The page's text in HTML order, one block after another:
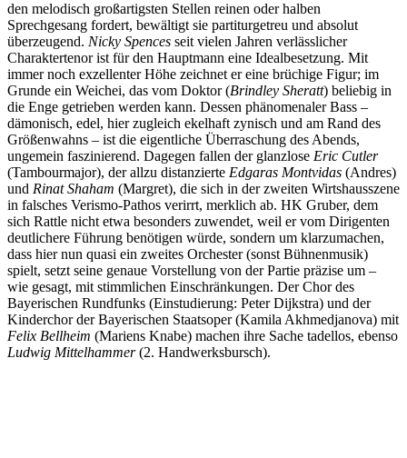
den melodisch großartigsten Stellen reinen oder halben
Sprechgesang fordert, bewältigt sie partiturgetreu und absolut
überzeugend. Nicky Spences seit vielen Jahren verlässlicher
Charaktertenor ist für den Hauptmann eine Idealbesetzung. Mit
immer noch exzellenter Höhe zeichnet er eine brüchige Figur; im
Grunde ein Weichei, das vom Doktor (Brindley Sheratt) beliebig in
die Enge getrieben werden kann. Dessen phänomenaler Bass –
dämonisch, edel, hier zugleich ekelhaft zynisch und am Rand des
Größenwahns – ist die eigentliche Überraschung des Abends,
ungemein faszinierend. Dagegen fallen der glanzlose Eric Cutler
(Tambourmajor), der allzu distanzierte Edgaras Montvidas (Andres)
und Rinat Shaham (Margret), die sich in der zweiten Wirtshausszene
in falsches Verismo-Pathos verirrt, merklich ab. HK Gruber, dem
sich Rattle nicht etwa besonders zuwendet, weil er vom Dirigenten
deutlichere Führung benötigen würde, sondern um klarzumachen,
dass hier nun quasi ein zweites Orchester (sonst Bühnenmusik)
spielt, setzt seine genaue Vorstellung von der Partie präzise um –
wie gesagt, mit stimmlichen Einschränkungen. Der Chor des
Bayerischen Rundfunks (Einstudierung: Peter Dijkstra) und der
Kinderchor der Bayerischen Staatsoper (Kamila Akhmedjanova) mit
Felix Bellheim (Mariens Knabe) machen ihre Sache tadellos, ebenso
Ludwig Mittelhammer(2. Handwerksbursch).